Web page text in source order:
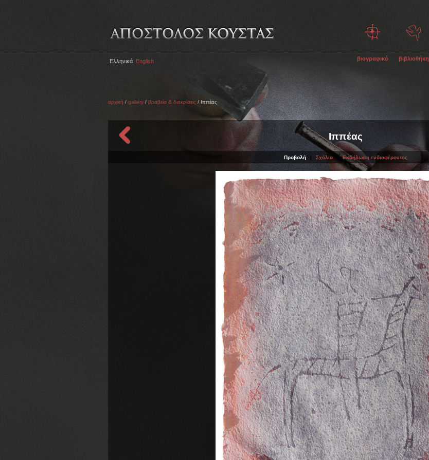
Ελληνικά English βιογραφικό βιβλιοθήκη
αρχική / gallery / βραβεία & διακρίσεις / Ιππέας
Ιππέας
Προβολή | Σχόλια | Εκδήλωση ενδιαφέροντος